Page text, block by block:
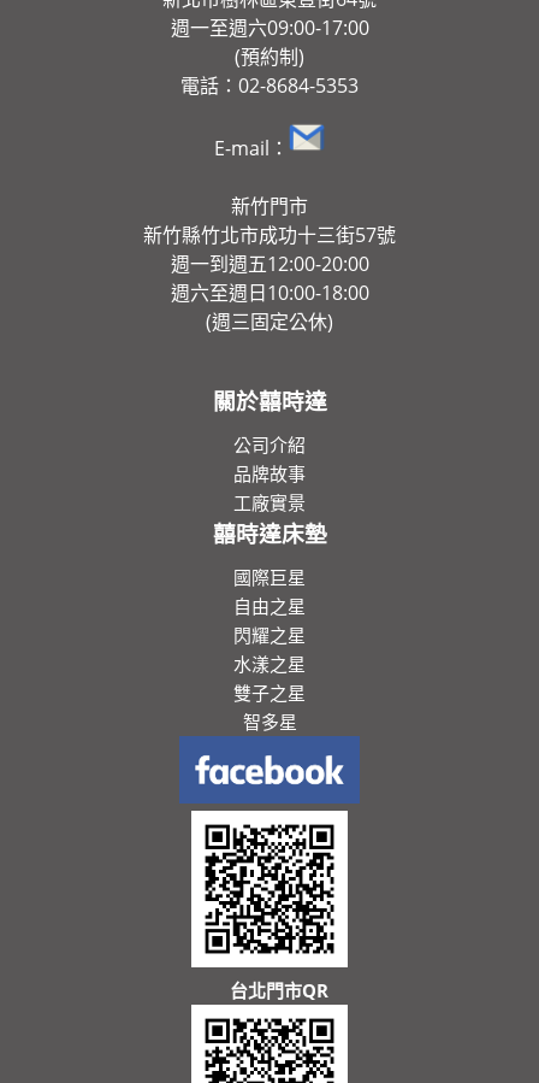
週一至週六09:00-17:00
(預約制)
電話：02-8684-5353
E-mail：
新竹門市
新竹縣竹北市成功十三街57號
週一到週五12:00-20:00
週六至週日10:00-18:00
(週三固定公休)
關於囍時達
公司介紹
品牌故事
工廠實景
囍時達床墊
國際巨星
自由之星
閃耀之星
水漾之星
雙子之星
智多星
台北門市QR